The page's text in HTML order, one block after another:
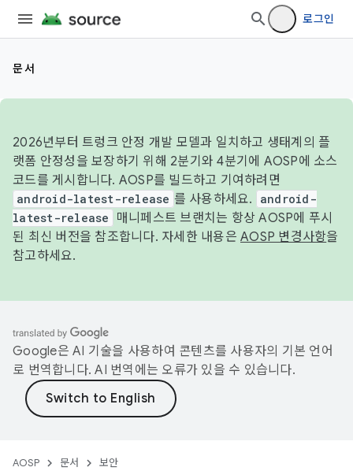
로그인
문서
2026년부터 트렁크 안정 개발 모델과 일치하고 생태계의 플
랫폼 안정성을 보장하기 위해 2분기와 4분기에 AOSP에 소스
코드를 게시합니다. AOSP를 빌드하고 기여하려면
android-latest-release 를 사용하세요.
android-
latest-release
매니페스트 브랜치는 항상 AOSP에 푸시
된 최신 버전을 참조합니다. 자세한 내용은 AOSP 변경사항을
참고하세요.
Google은 AI 기술을 사용하여 콘텐츠를 사용자의 기본 언어
로 번역합니다. AI 번역에는 오류가 있을 수 있습니다.
AOSP 문서 보안